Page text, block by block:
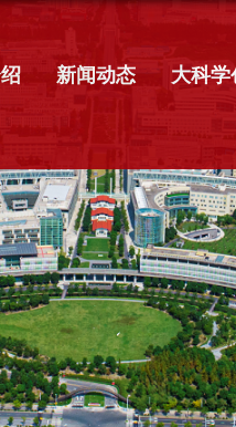
新闻动态 大科学